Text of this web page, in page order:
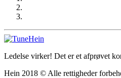
Ledelse virker! Det er et afprøvet
Hein 2018 © Alle rettigheder